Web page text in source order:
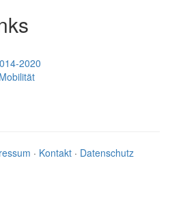
2020
· Kontakt · Datenschutz